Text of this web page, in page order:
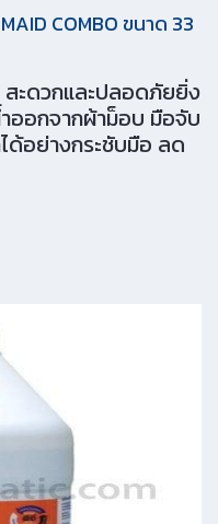
COMBO ขนาด 33
สะดวกและปลอดภัยยิ่ง
ออกจากผ้าม็อบ มือจับ
ด้อย่างกระชับมือ ลด
หญ่ สะดวกและให้คุณ
นรอย ลดการ
โนโลยีการขึ้นรูป
molding ให้